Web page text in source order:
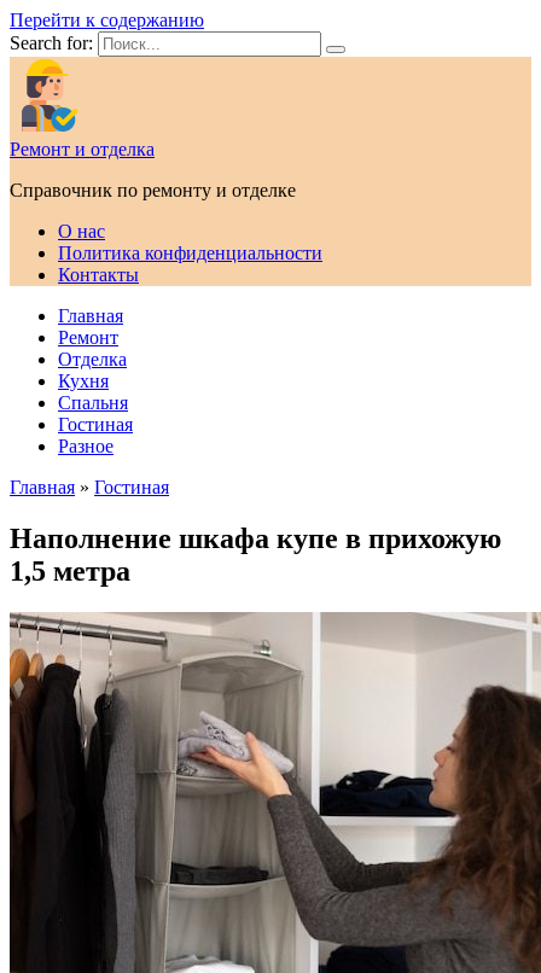
Перейти к содержанию
Search for:
Ремонт и отделка
Справочник по ремонту и отделке
О нас
Политика конфиденциальности
Контакты
Главная
Ремонт
Отделка
Кухня
Спальня
Гостиная
Разное
Главная » Гостиная
Наполнение шкафа купе в прихожую
1,5 метра